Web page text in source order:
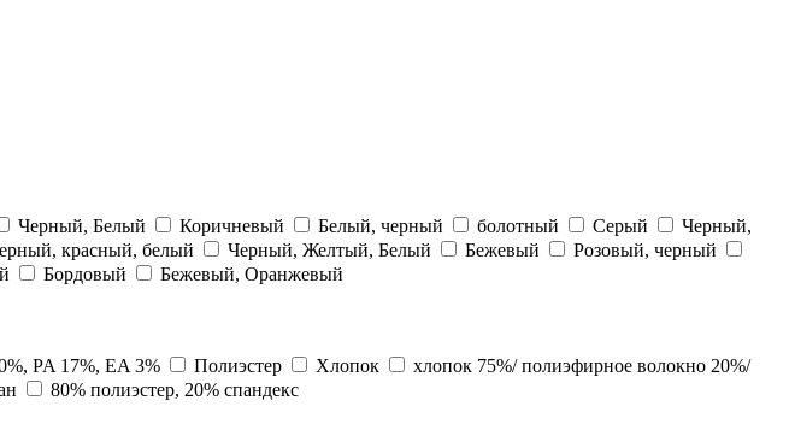
Черный, Белый Коричневый Белый, черный болотный Серый
Черный,
красный, белый Черный, Желтый, Белый Бежевый
Розовый, черный
Бордовый
Бежевый, Оранжевый
PA 17%, EA 3% Полиэстер Хлопок
хлопок 75%/ полиэфирное волокно 20%/
80% полиэстер, 20% спандекс